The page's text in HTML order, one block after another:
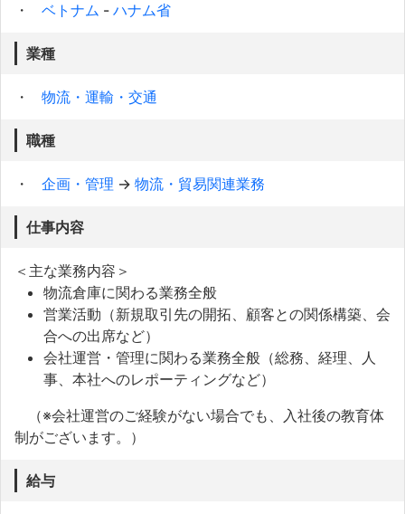
ベトナム - ハナム省
業種
物流・運輸・交通
職種
企画・管理 → 物流・貿易関連業務
仕事内容
＜主な業務内容＞
物流倉庫に関わる業務全般
営業活動（新規取引先の開拓、顧客との関係構築、会
合への出席など）
会社運営・管理に関わる業務全般（総務、経理、人
事、本社へのレポーティングなど）
（※会社運営のご経験がない場合でも、入社後の教育体
制がございます。）
給与